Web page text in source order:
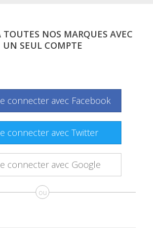
TOUTES NOS MARQUES AVEC
UN SEUL COMPTE
connecter avec Facebook
connecter avec Twitter
connecter avec Google
ou